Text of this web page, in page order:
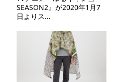
SEASON2』が2020年1月7
日よりス...